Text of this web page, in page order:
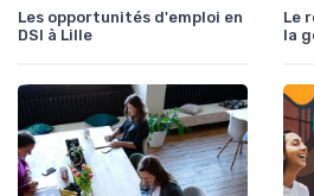
Les opportunités d'emploi en
DSI à Lille
Le
la